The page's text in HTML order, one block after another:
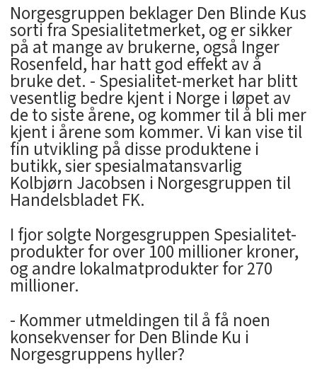
Norgesgruppen beklager Den Blinde Kus
sorti fra Spesialitetmerket, og er sikker
på at mange av brukerne, også Inger
Rosenfeld, har hatt god effekt av å
bruke det. - Spesialitet-merket har blitt
vesentlig bedre kjent i Norge i løpet av
de to siste årene, og kommer til å bli mer
kjent i årene som kommer. Vi kan vise til
fin utvikling på disse produktene i
butikk, sier spesialmatansvarlig
Kolbjørn Jacobsen i Norgesgruppen til
Handelsbladet FK.
I fjor solgte Norgesgruppen Spesialitet-
produkter for over 100 millioner kroner,
og andre lokalmatprodukter for 270
millioner.
- Kommer utmeldingen til å få noen
konsekvenser for Den Blinde Ku i
Norgesgruppens hyller?